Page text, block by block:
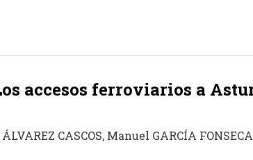
accesos ferroviarios a
CASCOS, Manuel GARCÍA